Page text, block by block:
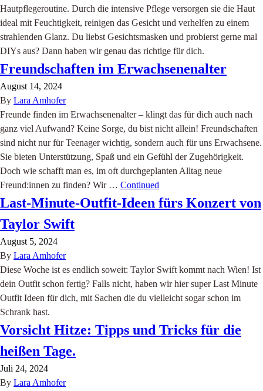
Hautpflegeroutine. Durch die intensive Pflege versorgen sie die Haut
ideal mit Feuchtigkeit, reinigen das Gesicht und verhelfen zu einem
strahlenden Glanz. Du liebst Gesichtsmasken und probierst gerne mal
DIYs aus? Dann haben wir genau das richtige für dich.
Freundschaften im Erwachsenenalter
August 14, 2024
By Lara Amhofer
Freunde finden im Erwachsenenalter – klingt das für dich auch nach
ganz viel Aufwand? Keine Sorge, du bist nicht allein! Freundschaften
sind nicht nur für Teenager wichtig, sondern auch für uns Erwachsene.
Sie bieten Unterstützung, Spaß und ein Gefühl der Zugehörigkeit.
Doch wie schafft man es, im oft durchgeplanten Alltag neue
Freund:innen zu finden? Wir … Continued
Last-Minute-Outfit-Ideen fürs Konzert von
Taylor Swift
August 5, 2024
By Lara Amhofer
Diese Woche ist es endlich soweit: Taylor Swift kommt nach Wien! Ist
dein Outfit schon fertig? Falls nicht, haben wir hier super Last Minute
Outfit Ideen für dich, mit Sachen die du vielleicht sogar schon im
Schrank hast.
Vorsicht Hitze: Tipps und Tricks für die
heißen Tage.
Juli 24, 2024
By Lara Amhofer